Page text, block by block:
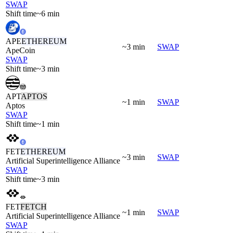
SWAP
Shift time~6 min
APEETHEREUM
ApeCoin
SWAP
Shift time~3 min
~3 min SWAP
APTAPTOS
Aptos
SWAP
Shift time~1 min
~1 min SWAP
FETETHEREUM
Artificial Superintelligence Alliance
SWAP
Shift time~3 min
~3 min SWAP
FETFETCH
Artificial Superintelligence Alliance
SWAP
~1 min SWAP